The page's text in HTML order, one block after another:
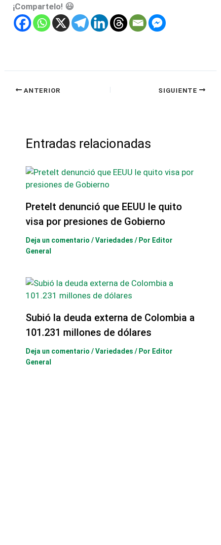
¡Compartelo! 😃
ANTERIOR SIGUIENTE
Entradas relacionadas
Pretelt denunció que EEUU le quito
visa por presiones de Gobierno
Deja un comentario /Variedades / Por Editor
General
Subió la deuda externa de Colombia a
101.231 millones de dólares
Deja un comentario /Variedades / Por Editor
General